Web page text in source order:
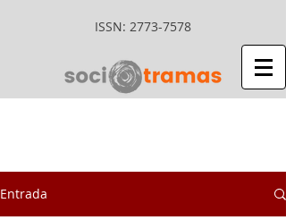
ISSN: 2773-7578
Entrada